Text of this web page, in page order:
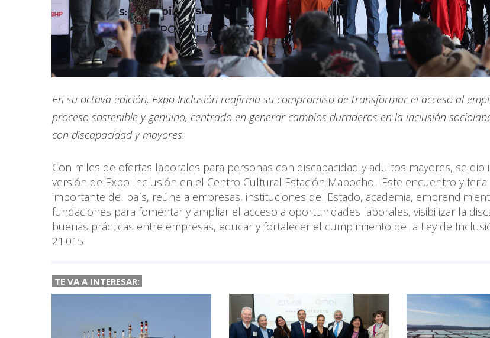
En su octava edición, Expo Inclusión reafirma su compromiso de transformar el acceso al
proceso sostenible y genuino, centrado en generar cambios duraderos en la inclusión
con discapacidad y mayores.
Con miles de ofertas laborales para personas con discapacidad y adultos mayores, se dio
versión de Expo Inclusión en el Centro Cultural Estación Mapocho. Este encuentro y
importante del país, reúne a empresas, instituciones del Estado, academia,
fundaciones para fomentar y ampliar el acceso a oportunidades laborales, visibilizar la
buenas prácticas entre empresas, educar y fortalecer el cumplimiento de la Ley de
21.015
TE VA A INTERESAR: